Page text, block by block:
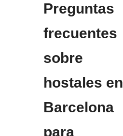
Preguntas
frecuentes
sobre
hostales en
Barcelona
para